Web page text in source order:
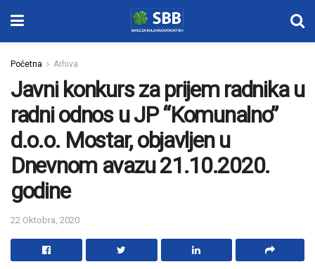
Početna Arhiva
Javni konkurs za prijem radnika u
radni odnos u JP “Komunalno”
d.o.o. Mostar, objavljen u
Dnevnom avazu 21.10.2020.
godine
22 Oktobra, 2020